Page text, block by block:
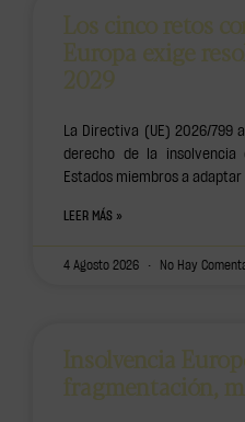
Los cinco retos
Europa exige
2029
La Directiva (UE) 2026/799
derecho de la
Estados miembros a
LEER MÁS »
4 Agosto 2026 No Hay
Insolvencia
fragmentación,